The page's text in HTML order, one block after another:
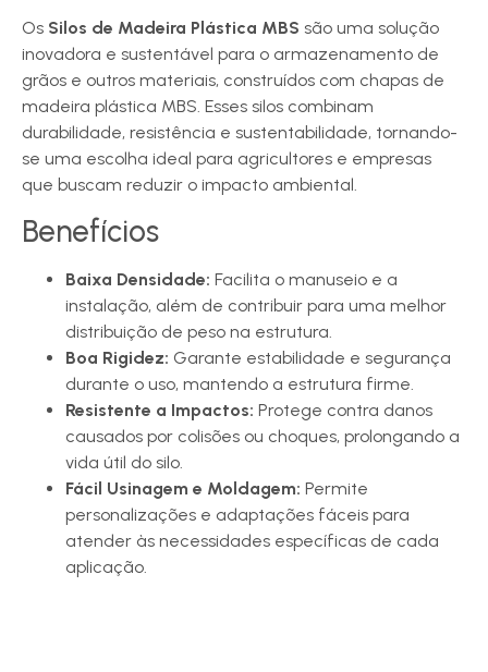
Os Silos de Madeira Plástica MBS são uma solução
inovadora e sustentável para o armazenamento de
grãos e outros materiais, construídos com chapas de
madeira plástica MBS. Esses silos combinam
durabilidade, resistência e sustentabilidade, tornando-
se uma escolha ideal para agricultores e empresas
que buscam reduzir o impacto ambiental.
Benefícios
Baixa Densidade: Facilita o manuseio e a
instalação, além de contribuir para uma melhor
distribuição de peso na estrutura.
Boa Rigidez: Garante estabilidade e segurança
durante o uso, mantendo a estrutura firme.
Resistente a Impactos: Protege contra danos
causados por colisões ou choques, prolongando a
vida útil do silo.
Fácil Usinagem e Moldagem: Permite
personalizações e adaptações fáceis para
atender às necessidades específicas de cada
aplicação.